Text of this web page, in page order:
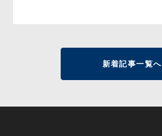
新着記事一覧へ